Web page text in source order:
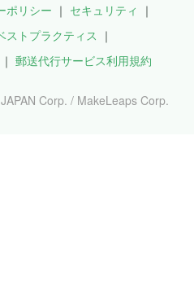
ポリシー
セキュリティ
ストプラクティス
郵送代行サービス利用規約
Corp. / MakeLeaps Corp.